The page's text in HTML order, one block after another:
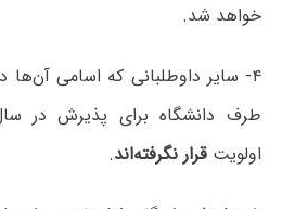
خواهد شد.
۴- سایر داوطلبانی که اسامی آن‌ها
اولویتقرار نگرفته‌اند.